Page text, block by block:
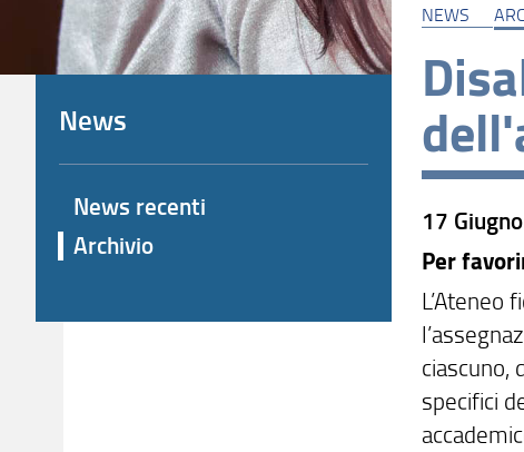
NEWS
17
Per
L’Ateneo
ciascuno,
specifici
News
News recenti
Archivio